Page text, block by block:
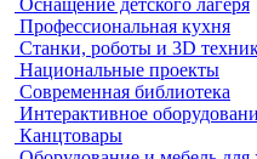
Оснащение детского лагеря
Профессиональная кухня
Станки, роботы и 3D
Национальные проекты
Современная библиотека
Интерактивное
Канцтовары